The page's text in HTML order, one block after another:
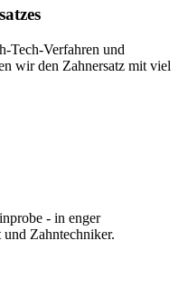
Tech-Verfahren und
wir den Zahnersatz mit viel
- in enger
Zahntechniker.